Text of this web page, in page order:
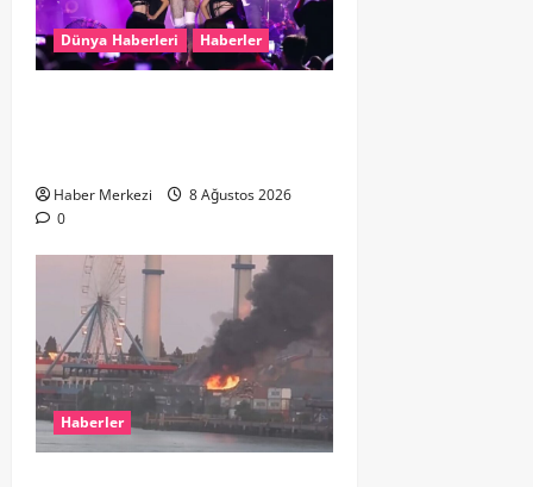
Dünya Haberleri Haberler
Haber Merkezi
8 Ağustos 2026
0
Haberler